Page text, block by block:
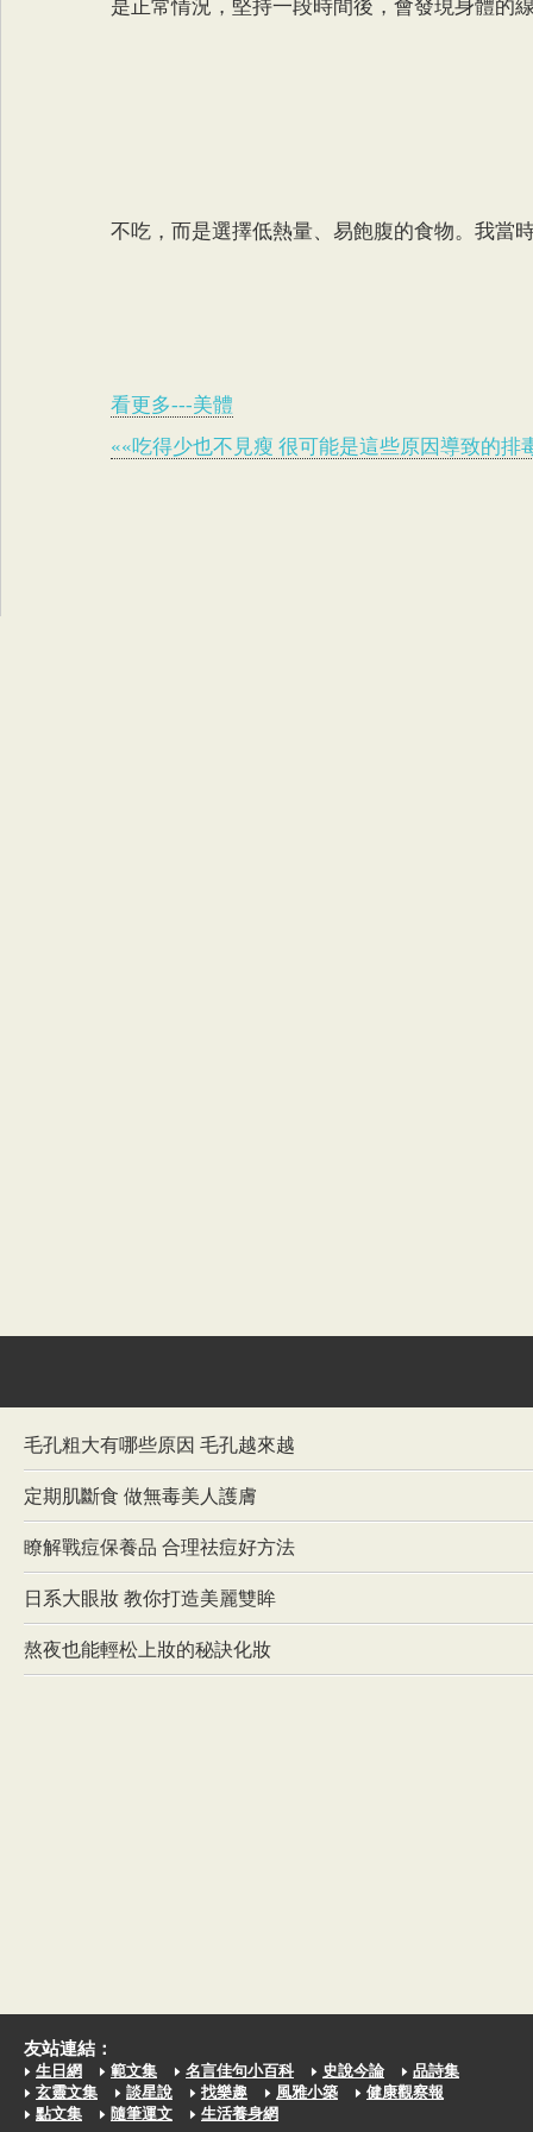
是正常情況，堅持一段時間後，會發現身體的
不吃，而是選擇低熱量、易飽腹的食物。我當
看更多---美體
««吃得少也不見瘦 很可能是這些原因導致的排
毛孔粗大有哪些原因 毛孔越來越
定期肌斷食 做無毒美人護膚
瞭解戰痘保養品 合理祛痘好方法
日系大眼妝 教你打造美麗雙眸
熬夜也能輕松上妝的秘訣化妝
友站連結：
生日網 範文集 名言佳句小百科 史說今論
品詩集
玄靈文集
談星說 找樂趣 風雅小築
健康觀察報
點文集
隨筆運文 生活養身網